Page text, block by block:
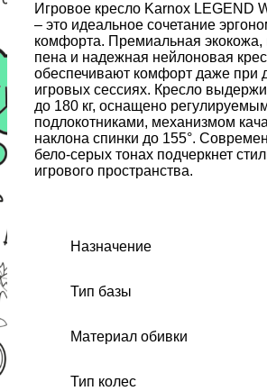
Игровое кресло Karnox LEGEND
– это идеальное сочетание
комфорта. Премиальная экокожа,
пена и надежная нейлоновая
обеспечивают комфорт даже при
игровых сессиях. Кресло
до 180 кг, оснащено
подлокотниками, механизмом
наклона спинки до 155°.
бело-серых тонах подчеркнет
игрового пространства.
Назначение
Тип базы
Материал обивки
Тип колес